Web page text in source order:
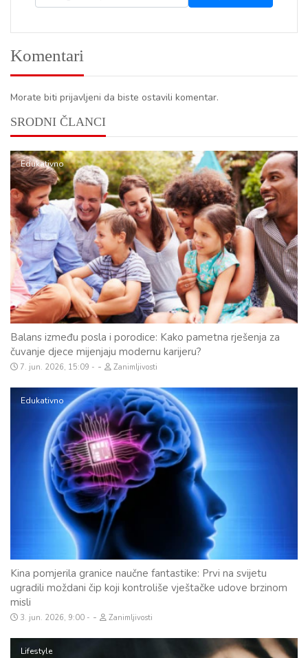
Komentari
Morate biti prijavljeni da biste ostavili komentar.
SRODNI ČLANCI
Edukativno
Balans između posla i porodice: Kako pametna rješenja za
čuvanje djece mijenjaju modernu karijeru?
7. jun. 2026, 15:09 - Zanimljivosti
Edukativno
Kina pomjerila granice naučne fantastike: Prvi na svijetu
ugradili moždani čip koji kontroliše vještačke udove brzinom
misli
3. jun. 2026, 9:00 - Zanimljivosti
Lifestyle